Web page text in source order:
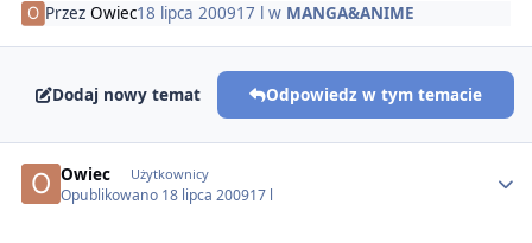
Przez Owiec18 lipca 200917 l w MANGA&ANIME
Dodaj nowy temat Odpowiedz w tym temacie
Owiec Użytkownicy
Opublikowano 18 lipca 200917 l